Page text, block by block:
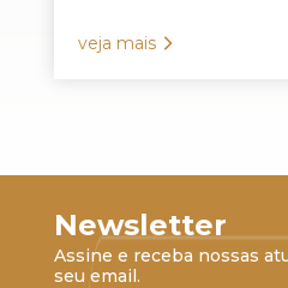
veja mais
Newsletter
Assine e receba nossas
seu email.